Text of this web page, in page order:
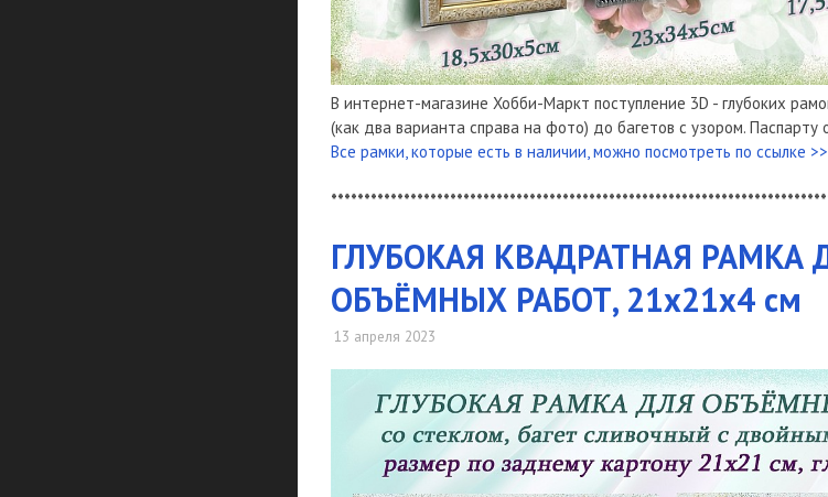
В интернет-магазине Хобби-Маркт поступление 3D - глубоких
(как два варианта справа на фото) до багетов с узором.
Все рамки, которые есть в наличии, можно посмотреть по ссылке >>
ГЛУБОКАЯ КВАДРАТНАЯ РАМКА
ОБЪЁМНЫХ РАБОТ, 21х21х4 см
13 апреля 2023